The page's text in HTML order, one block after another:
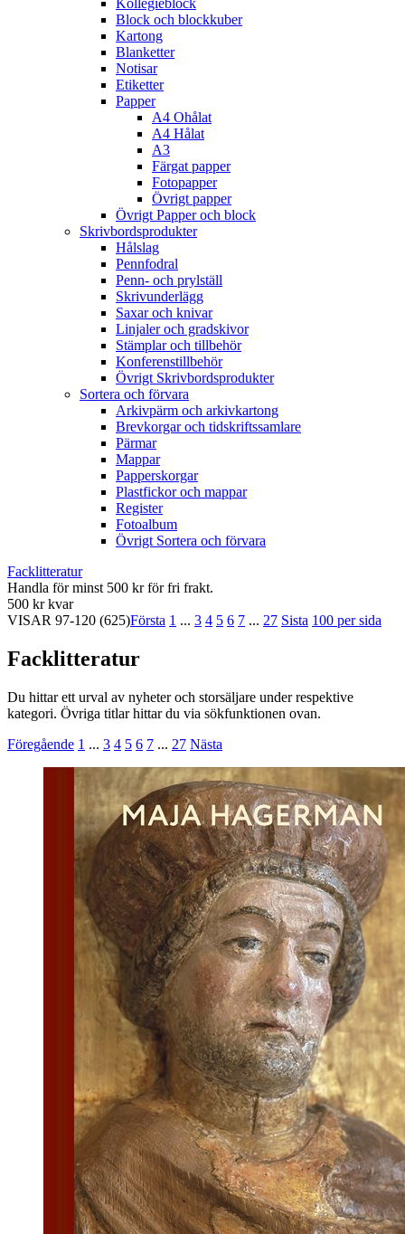
Kollegieblock
Block och blockkuber
Kartong
Blanketter
Notisar
Etiketter
Papper
A4 Ohålat
A4 Hålat
A3
Färgat papper
Fotopapper
Övrigt papper
Övrigt Papper och block
Skrivbordsprodukter
Hålslag
Pennfodral
Penn- och prylställ
Skrivunderlägg
Saxar och knivar
Linjaler och gradskivor
Stämplar och tillbehör
Konferenstillbehör
Övrigt Skrivbordsprodukter
Sortera och förvara
Arkivpärm och arkivkartong
Brevkorgar och tidskriftssamlare
Pärmar
Mappar
Papperskorgar
Plastfickor och mappar
Register
Fotoalbum
Övrigt Sortera och förvara
Facklitteratur
Handla för minst 500 kr för fri frakt.
500 kr kvar
VISAR 97-120 (625)Första 1 ... 3 4 5 6 7 ... 27 Sista 100 per sida
Facklitteratur
Du hittar ett urval av nyheter och storsäljare under respektive
kategori. Övriga titlar hittar du via sökfunktionen ovan.
Föregående 1 ... 3 4 5 6 7 ... 27 Nästa